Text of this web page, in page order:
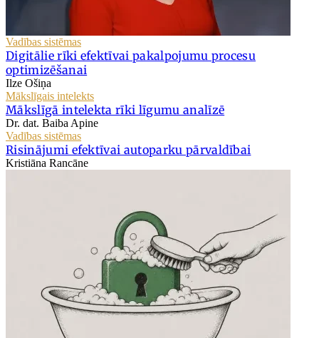
Vadības sistēmas
Digitālie rīki efektīvai pakalpojumu procesu
optimizēšanai
Ilze Ošiņa
Mākslīgais intelekts
Mākslīgā intelekta rīki līgumu analīzē
Dr. dat. Baiba Apine
Vadības sistēmas
Risinājumi efektīvai autoparku pārvaldībai
Kristiāna Rancāne